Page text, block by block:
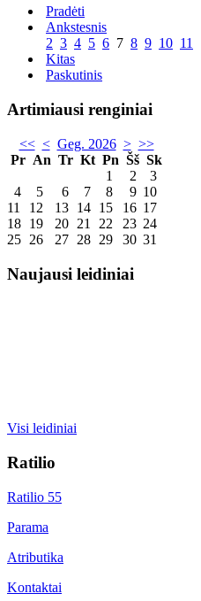
Pradėti
Ankstesnis
2 3 4 5 6 7 8 9 10 11
Kitas
Paskutinis
Artimiausi renginiai
<< < Geg. 2026 > >>
Pr An Tr Kt Pn Šš Sk
1
2
3
4
5 6 7 8 9 10
11
12 13 14 15 16 17
18 19 20 21 22 23 24
25 26 27 28 29 30 31
Naujausi leidiniai
Visi leidiniai
Ratilio
Ratilio 55
Parama
Atributika
Kontaktai